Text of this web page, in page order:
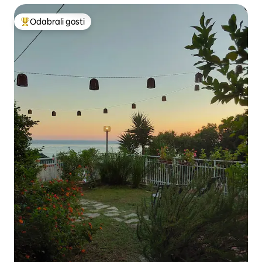
Među najviše rangiranima s oznakom „Odabrali gosti”
Odabrali gosti